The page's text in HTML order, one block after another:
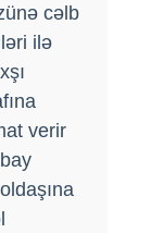
cəlb
ilə
verir